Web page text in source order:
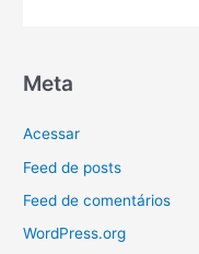
Meta
Acessar
Feed de posts
Feed de comentários
WordPress.org